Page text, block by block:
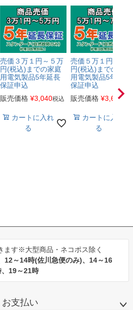
売価３万１円～５万
円(税込)までの家庭
用電気製品5年延長
保証申込
販売価格 ¥3,040税込
カートに入れ
る
売価５万１円～７
円(税込)までの家庭
用電気製品5年延長
保証申込
販売価格 ¥3,650
カートに入れ
る
ます※大型商品・ネコポス除く
12～14時(佐川急便のみ)、14～16
19～21時
お支払い